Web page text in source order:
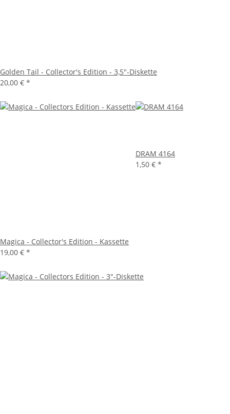
Golden Tail - Collector's Edition - 3,5"-Diskette
20,00 € *
Magica - Collector's Edition - Kassette
19,00 € *
DRAM 4164
1,50 € *